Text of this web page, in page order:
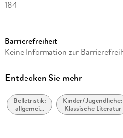
184
Autor/Autorin
Verlag/Hersteller
Produktart
kartoniert
Barrierefreiheit
Keine Information zur
Entdecken Sie mehr
Belletristik:
allgemein
und
Kinder/Jugendliche:
Klassische Literatur